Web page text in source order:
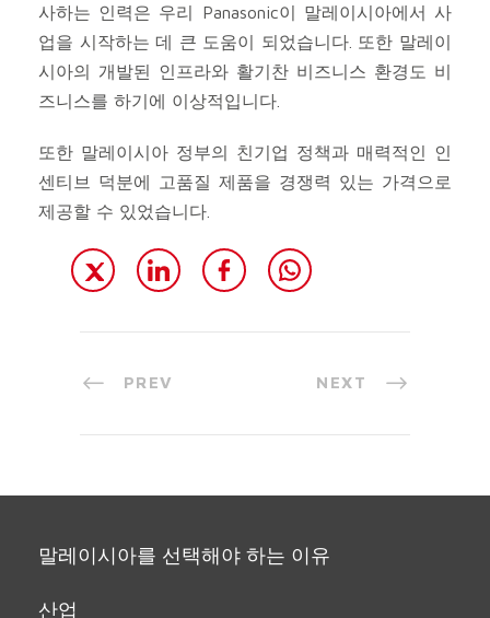
사하는 인력은 우리 Panasonic이 말레이시아에서 사
업을 시작하는 데 큰 도움이 되었습니다. 또한 말레이
시아의 개발된 인프라와 활기찬 비즈니스 환경도 비
즈니스를 하기에 이상적입니다.
또한 말레이시아 정부의 친기업 정책과 매력적인 인
센티브 덕분에 고품질 제품을 경쟁력 있는 가격으로
제공할 수 있었습니다.
PREV NEXT
말레이시아를 선택해야 하는 이유
산업